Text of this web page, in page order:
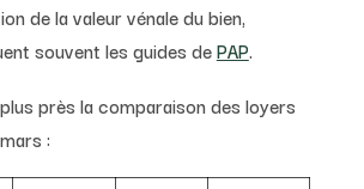
de la valeur vénale du bien,
souvent les guides dePAP.
près la comparaison des loyers
: